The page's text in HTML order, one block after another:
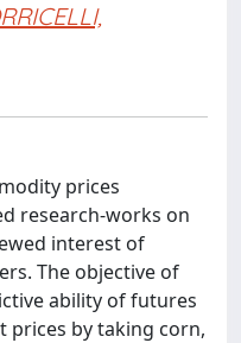
prices
research-works on
interest of
The objective of
ability of futures
prices by taking corn,